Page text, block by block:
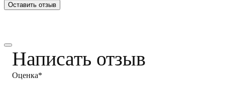
Оставить отзыв
Написать отзыв
Оценка*